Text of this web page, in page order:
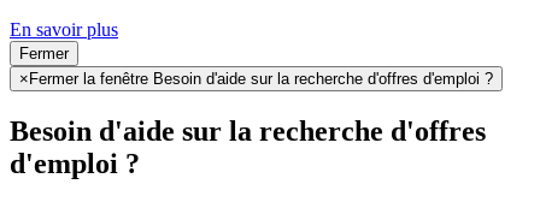
En savoir plus
Fermer
× Fermer la fenêtre Besoin d'aide sur la recherche d'offres d'emploi ?
Besoin d'aide sur la recherche d'offres
d'emploi ?